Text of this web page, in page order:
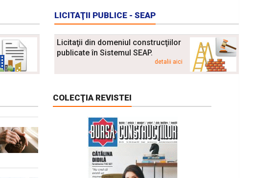
LICITAŢII PUBLICE - SEAP
Licitaţii din domeniul construcţiilor
publicate în Sistemul SEAP.
detalii aici
COLECŢIA REVISTEI